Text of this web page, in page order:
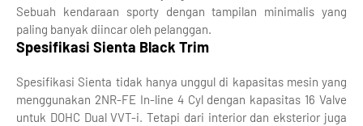
Sebuah kendaraan sporty dengan tampilan minimalis yang
paling banyak diincar oleh pelanggan.
Spesifikasi Sienta Black Trim
Spesifikasi Sienta tidak hanya unggul di kapasitas mesin yang
menggunakan 2NR-FE In-line 4 Cyl dengan kapasitas 16 Valve
untuk DOHC Dual VVT-i. Tetapi dari interior dan eksterior juga